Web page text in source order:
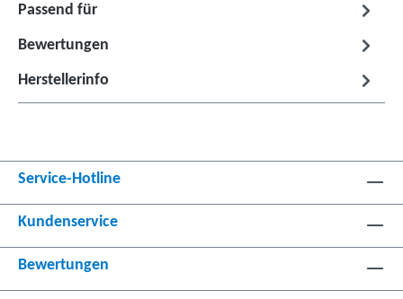
Passend für
Bewertungen
Herstellerinfo
Service-Hotline
Kundenservice
Bewertungen